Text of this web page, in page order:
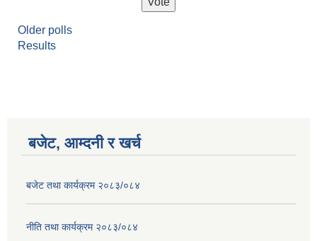
Older polls
Results
बजेट, आम्दनी र खर्च
बजेट तथा कार्यक्रम २०८३/०८४
नीति तथा कार्यक्रम २०८३/०८४